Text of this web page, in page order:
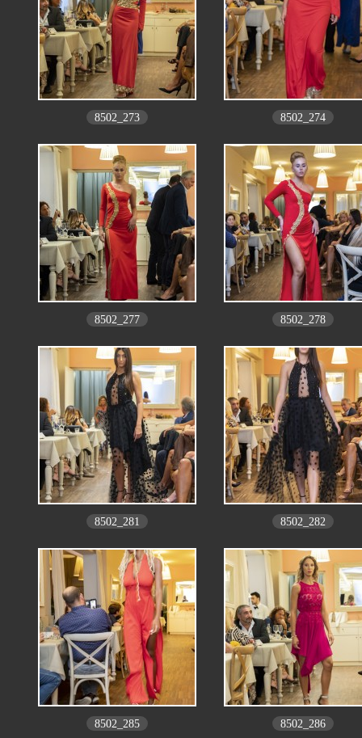
8502_273 8502_274
8502_277 8502_278
8502_281 8502_282
8502_285 8502_286